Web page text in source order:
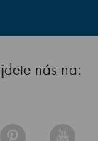
nás na: